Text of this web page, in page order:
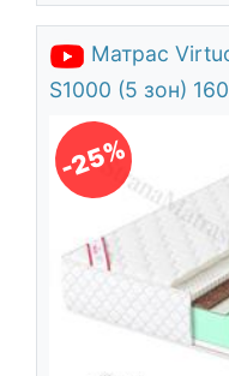
Матрас
S1000 (5 зон)
-25%